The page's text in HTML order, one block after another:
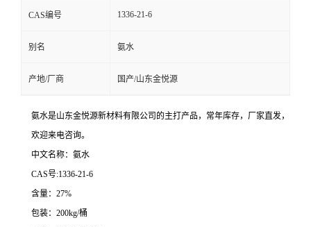
CAS编号 1336-21-6
别名 氨水
产地/厂商 国产/山东金悦源
氨水是山东金悦源新材料有限公司的主打产品，常年库存，厂家直发，
欢迎来电咨询。
中文名称：氨水
CAS号:1336-21-6
含量：27%
包装：200kg/桶